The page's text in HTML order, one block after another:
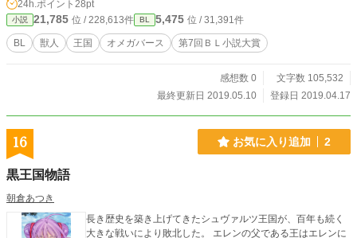
24h.ポイント 28pt
小説 21,785 位 / 228,613件 BL 5,475 位 / 31,391件
BL 獣人 王国 オメガバース 第7回ＢＬ小説大賞
感想数 0
文字数 105,532
最終更新日 2019.05.10
登録日 2019.04.17
16 お気に入り追加 2
黒王国物語
朝倉あつき
長き歴史を築き上げてきたシュヴァルツ王国が、百年も続く
大きな戦いにより敗北した。 エレンの父である王はエレンに